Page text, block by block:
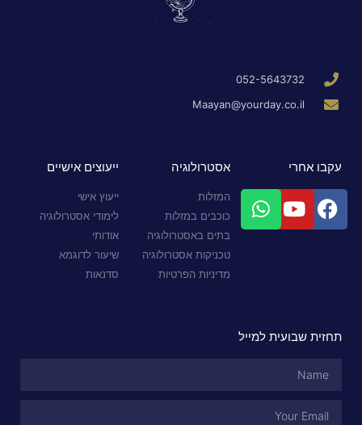
052-5643732
Maayan@yourday.co.il
עקבו אחרי אסטרולוגיה
המזלות
כוכבים במזלות
בתים באסטרולוגיה
טכניקות אסטרולוגיה
מדיניות הפרטיות
ייעוצים אישיים
ייעוץ אישי
לימודי אסטרולוגיה
אודותי
שיעור לדוגמא
סדנאות
תחזית שבועית למייל